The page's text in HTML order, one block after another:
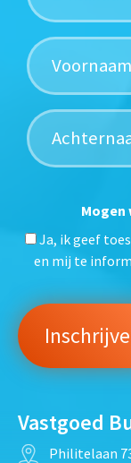
Mogen
Ja, ik geef
en mij te
Vastgoed
Philitelaan